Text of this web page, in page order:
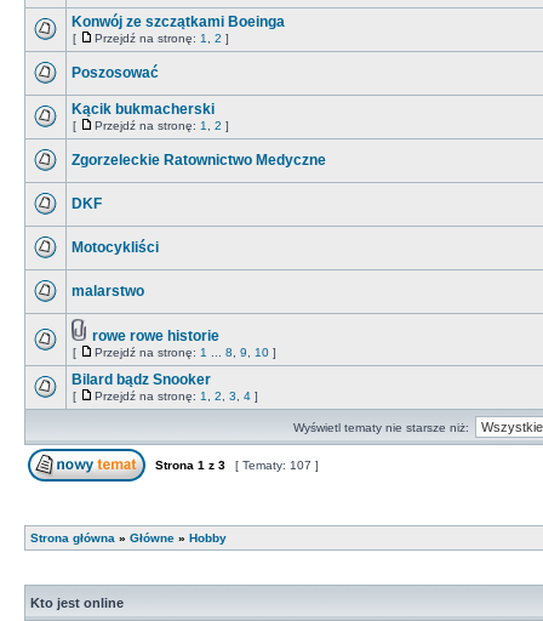
Konwój ze szczątkami Boeinga
[ Przejdź na stronę: 1 2 ]
Poszosować
Kącik bukmacherski
[ Przejdź na stronę: 1 2 ]
Zgorzeleckie Ratownictwo Medyczne
DKF
Motocykliści
malarstwo
rowe rowe historie
[ Przejdź na stronę: 1 8 9 10 ]
Bilard bądz Snooker
[ Przejdź na stronę: 1 2 3 4 ]
Wyświetl tematy nie starsze niż:
Strona 1 z 3 [ Tematy: 107 ]
Strona główna » Główne » Hobby
Kto jest online